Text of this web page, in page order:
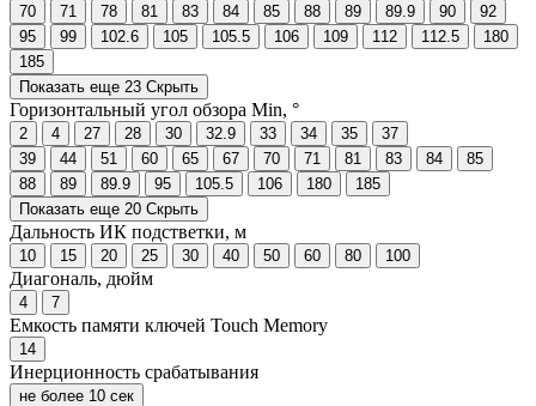
70
71 78 81 83 84 85 88 89 89.9 90
92
95
99 102.6 105 105.5 106 109 112 112.5
180
185
Показать еще 23 Скрыть
Горизонтальный угол обзора Min, °
2 4 27 28 30 32.9 33 34 35
37
39
44 51 60 65 67 70 71 81 83 84
85
88
89 89.9 95 105.5 106 180
185
Показать еще 20 Скрыть
Дальность ИК подстветки, м
10 15 20 25 30 40 50 60 80 100
Диагональ, дюйм
4 7
Емкость памяти ключей Touch Memory
14
Инерционность срабатывания
не более 10 сек